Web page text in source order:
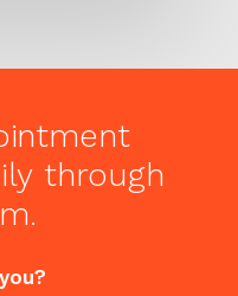
through